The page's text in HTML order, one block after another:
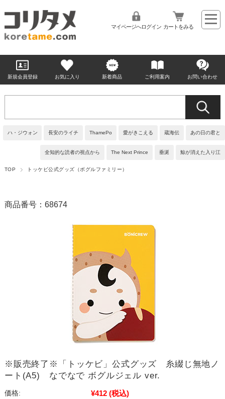
マイページへログイン カートをみる
新規会員登録 お気に入り 新着商品 ご利用案内 お問い合わせ
ハ・ジウォン 長安のライチ ThamePo 愛がきこえる 蔵海伝 あの日の君と
全知的な読者の視点から The Next Prince 垂涎 鯨が消えた入り江
TOP トッケビ公式グッズ（ボグルファミリー）
商品番号：68674
※販売終了※「トッケビ」公式グッズ 糸綴じ無地ノ
ート(A5) なでなで ボグルジェル ver.
価格: ¥412 (税込)